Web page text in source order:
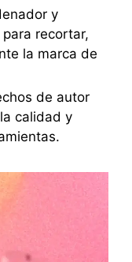
y
recortar,
la marca de
de autor
calidad y